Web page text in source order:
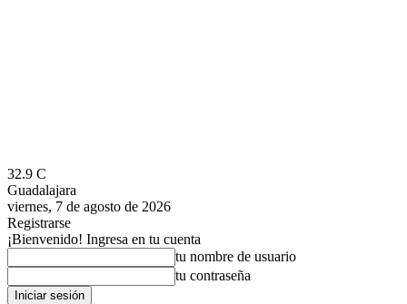
32.9 C
Guadalajara
viernes, 7 de agosto de 2026
Registrarse
¡Bienvenido! Ingresa en tu cuenta
tu nombre de usuario
tu contraseña